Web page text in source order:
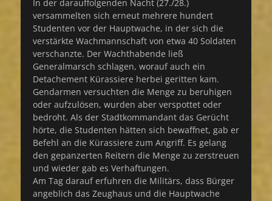
In der darauffolgenden Nacht (27./28.)
versammelten sich erneut mehrere hundert
Studenten vor der Hauptwache, in der sich die
verstärkte Wachmannschaft von etwa 40 Soldaten
verschanzte. Der Wachthabende ließ
Generalmarsch schlagen, worauf auch ein
Detachement Kürassiere herbei geritten kam.
Gendarmen versuchten die Menge zu beruhigen
oder aufzulösen, wurden aber verspottet oder
bedroht. Als der Stadtkommandant das Gerücht
hörte, die Studenten hätten sich bewaffnet, gab er
Befehl an die Kürassiere zum Angriff. Es gelang
den gepanzerten Reitern die Menge zu zerstreuen
und wieder gab es Verhaftungen.
Am Tag darauf erfuhren die Militärs, dass Bürger
angeblich das Zeughaus und die Hauptwache